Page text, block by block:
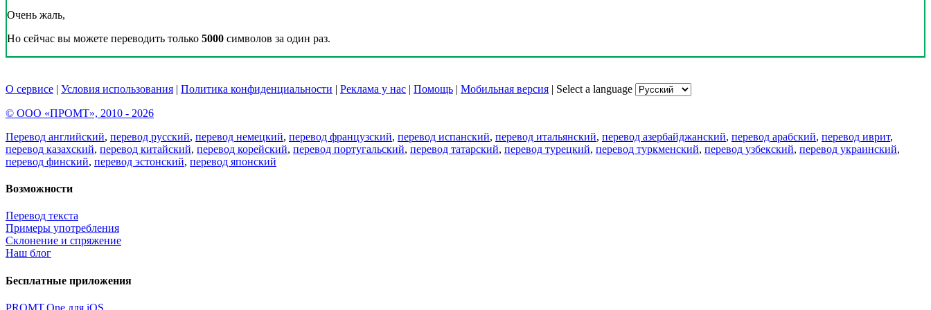
Очень жаль,
Но сейчас вы можете переводить только 5000 символов за один раз.
О сервисе | Условия использования | Политика конфиденциальности | Реклама у нас | Помощь | Мобильная версия | Select a language
© ООО «ПРОМТ», 2010 - 2026
Перевод английский, перевод русский, перевод немецкий, перевод французский, перевод испанский, перевод итальянский, перевод азербайджанский, перевод арабский, перевод иврит,
перевод казахский, перевод китайский, перевод корейский, перевод португальский, перевод татарский, перевод турецкий, перевод туркменский, перевод узбекский, перевод украинский,
перевод финский, перевод эстонский, перевод японский
Возможности
Перевод текста
Примеры употребления
Склонение и спряжение
Наш блог
Бесплатные приложения
PROMT.One для iOS